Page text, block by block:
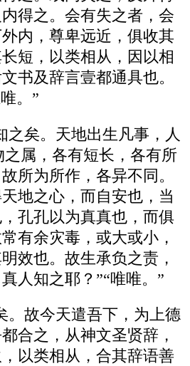
得之。会有失之者，会
内，尊卑远近，俱收其
短，以类相从，因以相
书及辞言壹都通具也。
。”
之矣。天地出生凡事，人
之属，各有短长，各有所
所为所作，各异不同。
地之心，而自安也，当
孔孔以为真真也，而俱
有余灾毒，或大或小，
效也。故生承负之责，
人知之耶？”“唯唯。”
。故今天遣吾下，为上德
合之，从神文圣贤辞，
以类相从，合其辞语善